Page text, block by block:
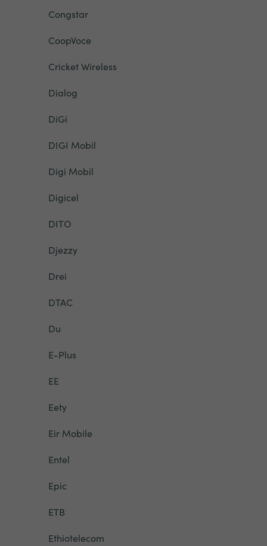
Congstar
CoopVoce
Cricket Wireless
Dialog
DiGi
DIGI Mobil
Digi Mobil
Digicel
DITO
Djezzy
Drei
DTAC
Du
E-Plus
EE
Eety
Eir Mobile
Entel
Epic
ETB
Ethiotelecom